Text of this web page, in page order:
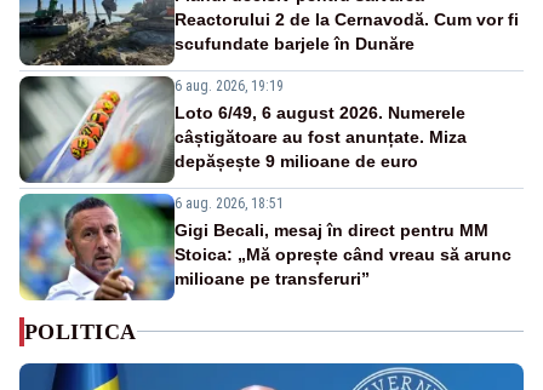
Reactorului 2 de la Cernavodă. Cum vor fi
scufundate barjele în Dunăre
6 aug. 2026, 19:19
Loto 6/49, 6 august 2026. Numerele
câștigătoare au fost anunțate. Miza
depășește 9 milioane de euro
6 aug. 2026, 18:51
Gigi Becali, mesaj în direct pentru MM
Stoica: „Mă oprește când vreau să arunc
milioane pe transferuri”
POLITICA